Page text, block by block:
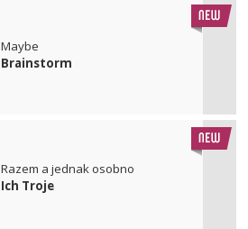
Maybe
Brainstorm
Razem a jednak osobno
Ich Troje